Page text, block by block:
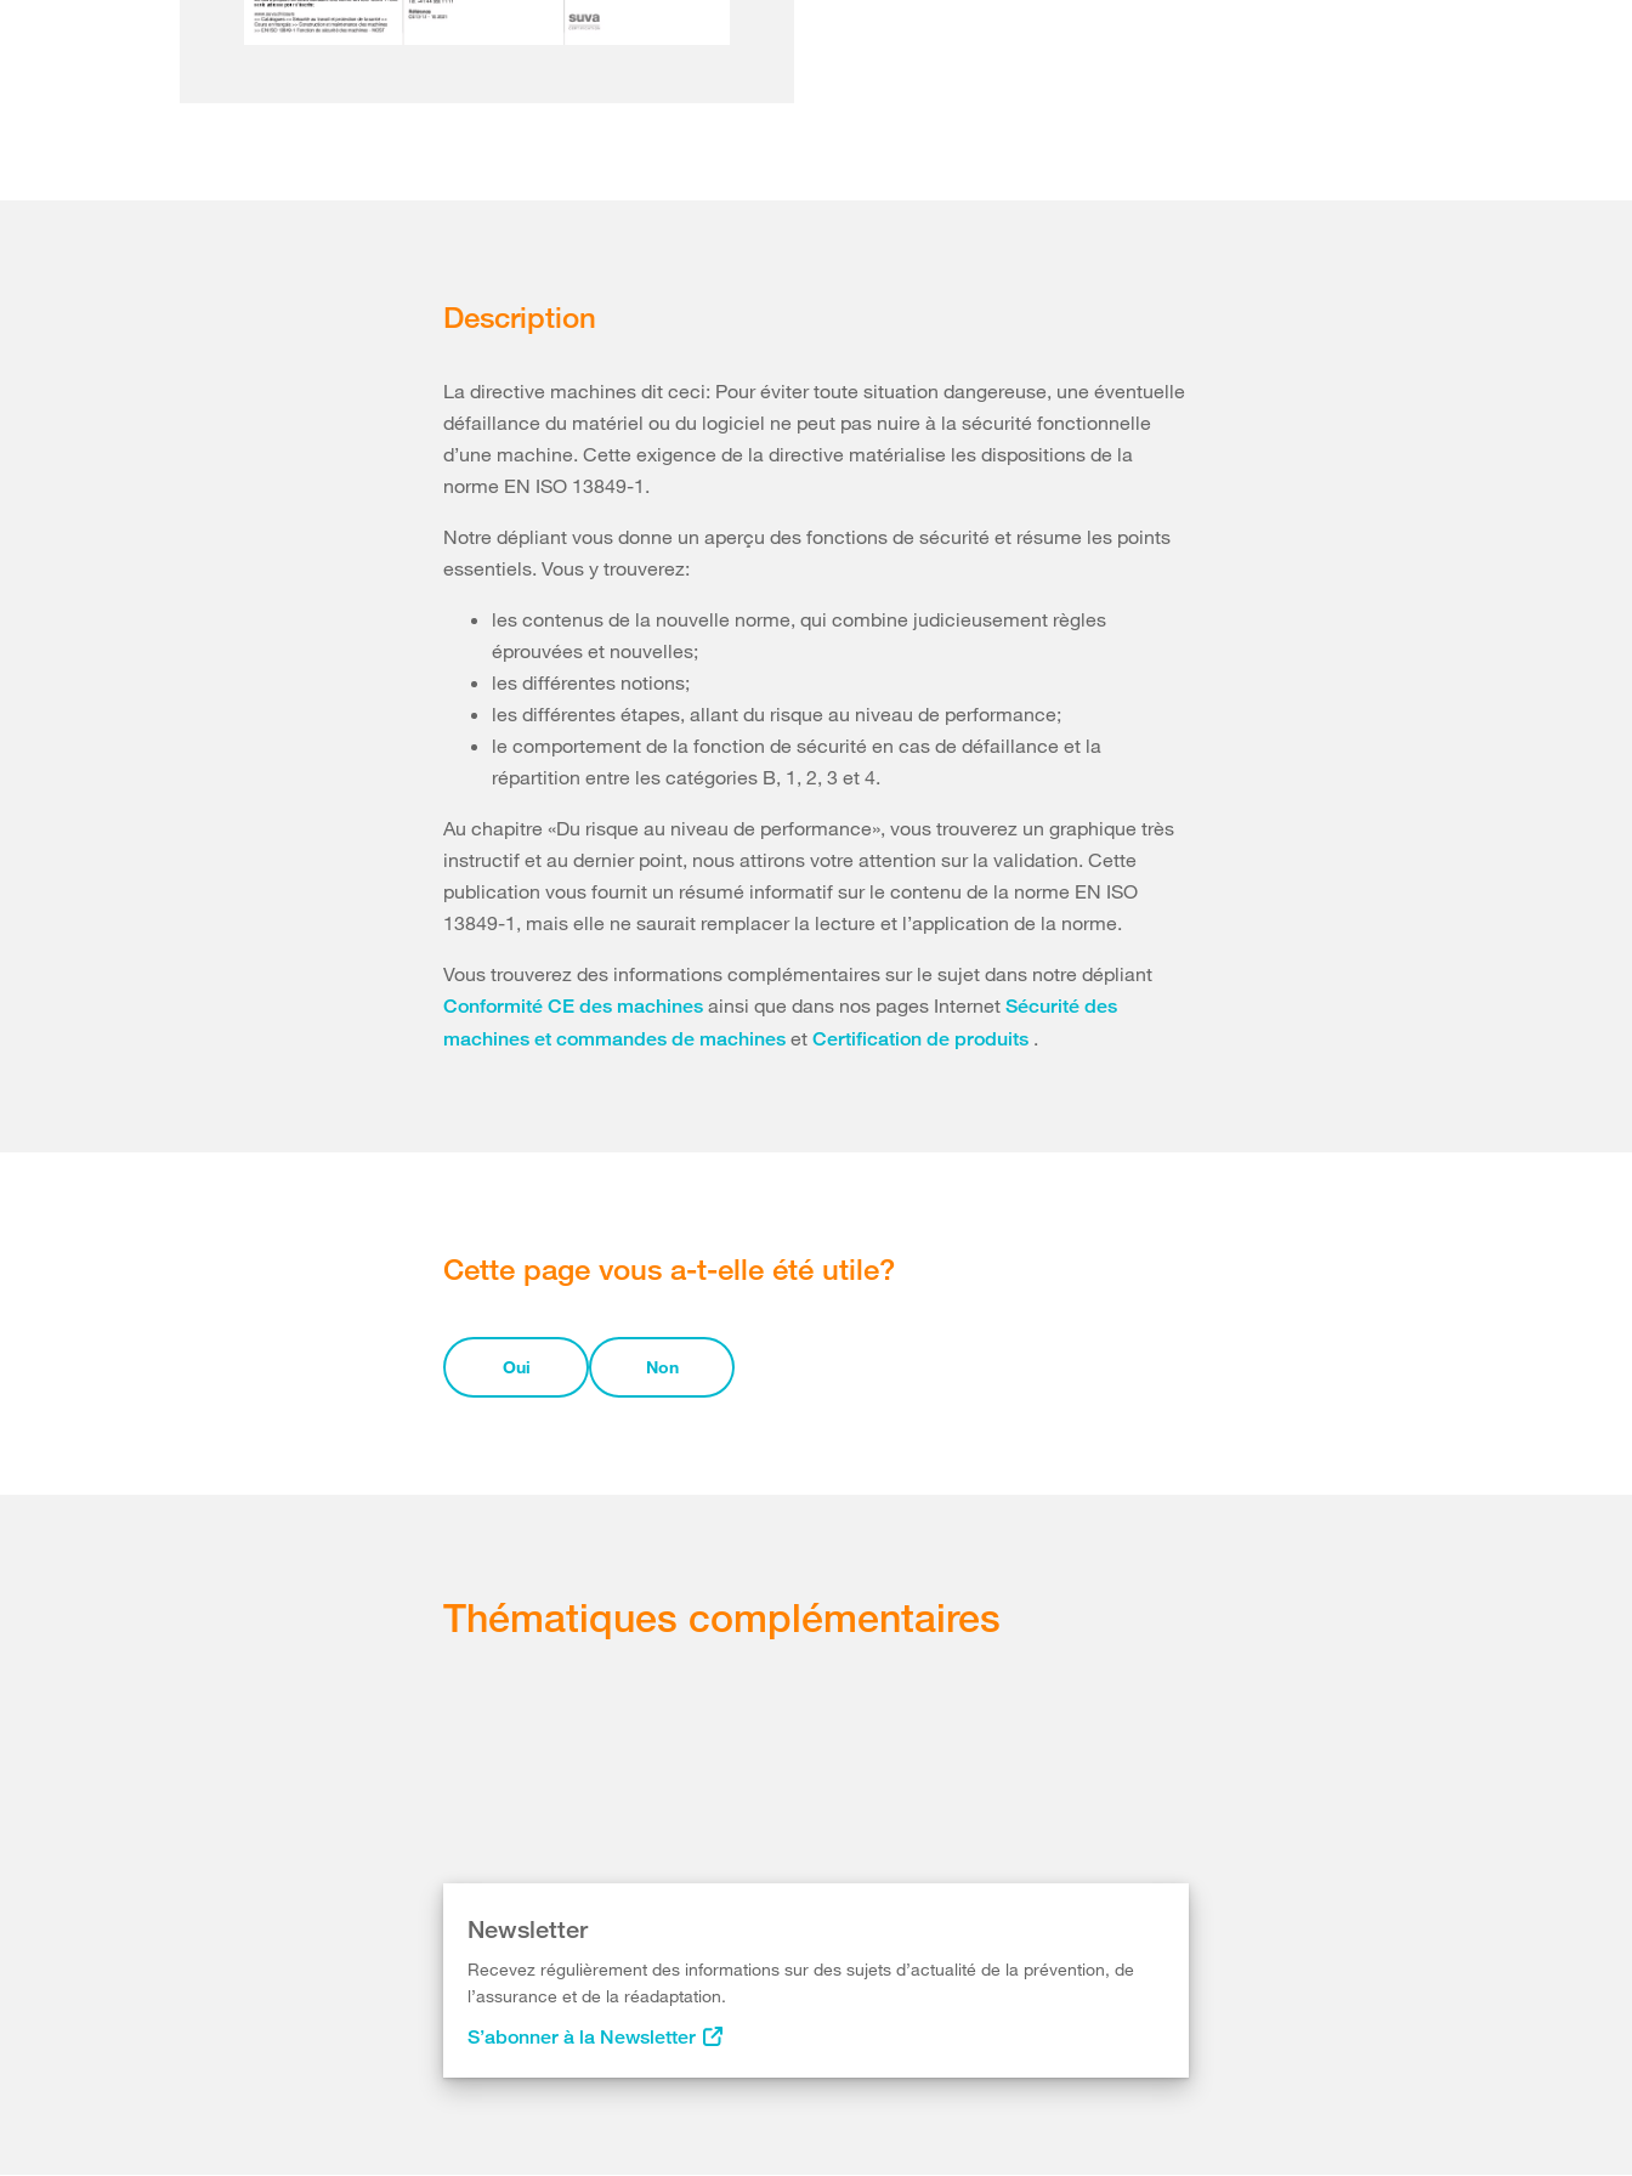
Description
La directive machines dit ceci: Pour éviter toute situation dangereuse, une éventuelle
défaillance du matériel ou du logiciel ne peut pas nuire à la sécurité fonctionnelle
d’une machine. Cette exigence de la directive matérialise les dispositions de la
norme EN ISO 13849-1.
Notre dépliant vous donne un aperçu des fonctions de sécurité et résume les points
essentiels. Vous y trouverez:
les contenus de la nouvelle norme, qui combine judicieusement règles
éprouvées et nouvelles;
les différentes notions;
les différentes étapes, allant du risque au niveau de performance;
le comportement de la fonction de sécurité en cas de défaillance et la
répartition entre les catégories B, 1, 2, 3 et 4.
Au chapitre «Du risque au niveau de performance», vous trouverez un graphique très
instructif et au dernier point, nous attirons votre attention sur la validation. Cette
publication vous fournit un résumé informatif sur le contenu de la norme EN ISO
13849-1, mais elle ne saurait remplacer la lecture et l’application de la norme.
Vous trouverez des informations complémentaires sur le sujet dans notre dépliant
Conformité CE des machines ainsi que dans nos pages Internet Sécurité des
machines et commandes de machines et Certification de produits .
Cette page vous a-t-elle été utile?
Oui Non
Thématiques complémentaires
Newsletter
Recevez régulièrement des informations sur des sujets d’actualité de la prévention, de
l’assurance et de la réadaptation.
S’abonner à la Newsletter